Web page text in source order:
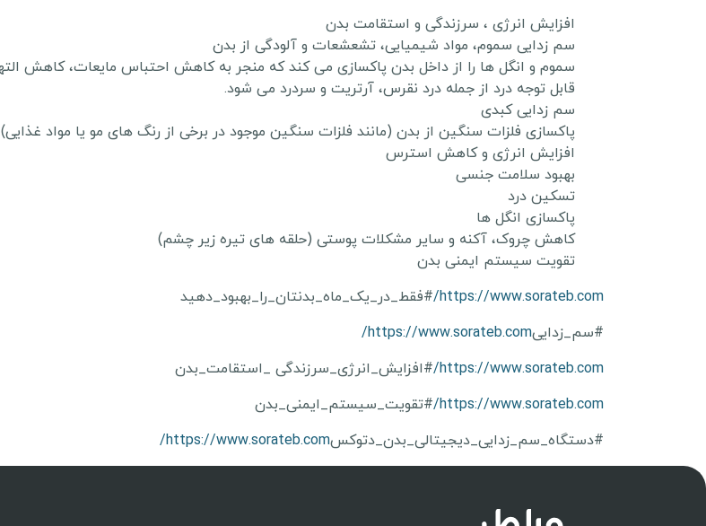
افزایش انرژی ، سرزندگی و استقامت بدن
سم زدایی سموم، مواد شیمیایی، تشعشعات و آلودگی از بدن
قابل توجه درد از جمله درد نقرس، آرتریت و سردرد می شود.
سم زدایی کبدی
پاکسازی فلزات سنگین از بدن (مانند فلزات سنگین موجود در برخی از رنگ های مو یا مواد غذایی)
افزایش انرژی و کاهش استرس
بهبود سلامت جنسی
تسکین درد
پاکسازی انگل ها
کاهش چروک، آکنه و سایر مشکلات پوستی (حلقه های تیره زیر چشم)
تقویت سیستم ایمنی بدن
https://www.sorateb.com/ #فقط_در_یک_ماه_بدنتان_را_بهبود_دهید
#سم_زداییhttps://www.sorateb.com/
https://www.sorateb.com/ #افزایش_انرژی_سرزندگی _استقامت_بدن
https://www.sorateb.com/ #تقویت_سیستم_ایمنی_بدن
#دستگاه_سم_زدایی_دیجیتالی_بدن_دتوکسhttps://www.sorateb.com/